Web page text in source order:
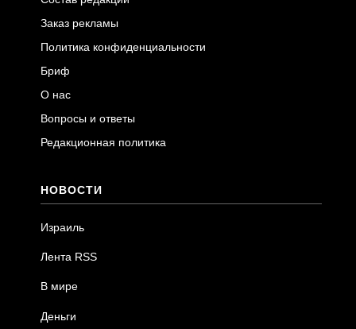
Заказ рекламы
Политика конфиденциальности
Бриф
О нас
Вопросы и ответы
Редакционная политика
НОВОСТИ
Израиль
Лента RSS
В мире
Деньги